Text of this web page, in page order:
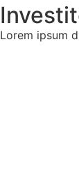
Lorem ipsum